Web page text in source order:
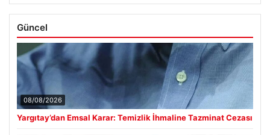
Güncel
08/08/2026
Yargıtay’dan Emsal Karar: Temizlik İhmaline Tazminat Cezası